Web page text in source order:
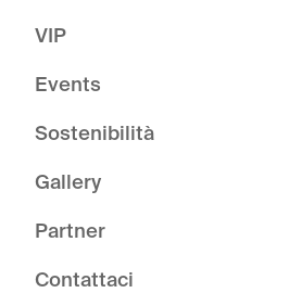
VIP
Events
Sostenibilità
Gallery
Partner
Contattaci